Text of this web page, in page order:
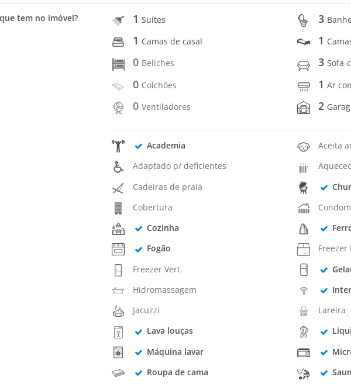
tem no imóvel? 1Suítes 3
1 Camas de casal 1
0 Beliches 3Sofa-
0 Colchões 1Ar
0Ventiladores 2
Academia
Aceita
Adaptado p/ deficientes
Cadeiras de praia
Cobertura
Cozinha
Fogão
Freezer
Freezer Vert.
Hidromassagem
Jacuzzi
Lareira
Lava louças
Máquina lavar
Roupa de cama